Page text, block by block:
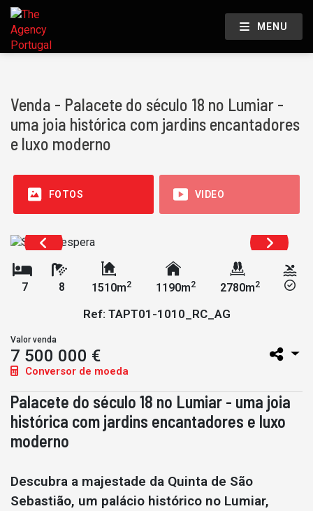
MENU
Venda - Palacete do século 18 no Lumiar -
uma joia histórica com jardins encantadores
e luxo moderno
FOTOS VIDEO
7 8 1510m2 1190m2 2780m2
Ref: TAPT01-1010_RC_AG
Valor venda
7 500 000 €
Conversor de moeda
Palacete do século 18 no Lumiar - uma joia
histórica com jardins encantadores e luxo
moderno
Descubra a majestade da Quinta de São
Sebastião, um palácio histórico no Lumiar,